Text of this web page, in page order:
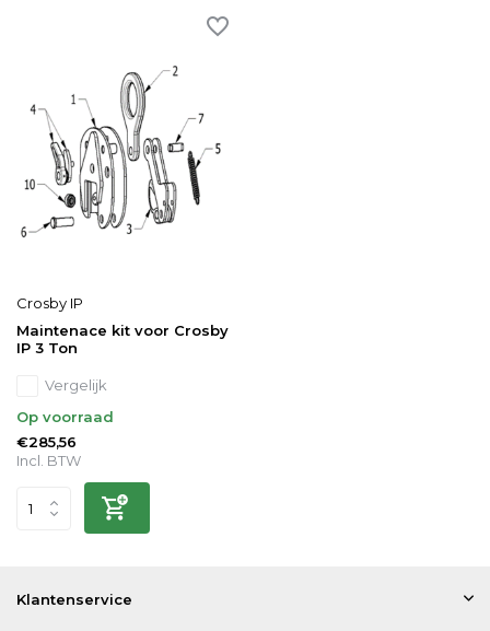
Crosby IP
Maintenace kit voor Crosby
IP 3 Ton
Vergelijk
Op voorraad
€285,56
Incl. BTW
Klantenservice